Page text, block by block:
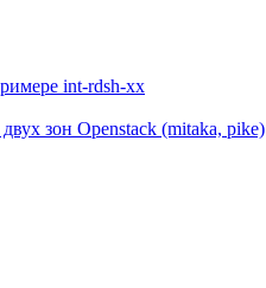
int-rdsh-xx
зон Openstack (mitaka, pike)